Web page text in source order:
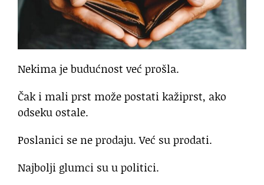
Nekima je budućnost već prošla.
Čak i mali prst može postati kažiprst, ako
odseku ostale.
Poslanici se ne prodaju. Već su prodati.
Najbolji glumci su u politici.